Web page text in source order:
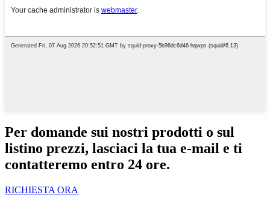
Per domande sui nostri prodotti o sul
listino prezzi, lasciaci la tua e-mail e ti
contatteremo entro 24 ore.
RICHIESTA ORA